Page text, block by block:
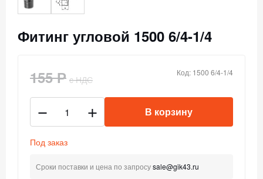
Фитинг угловой 1500 6/4-1/4
155 Р c НДС
Код: 1500 6/4-1/4
В корзину
Под заказ
Сроки поставки и цена по запросуsale@gik43.ru